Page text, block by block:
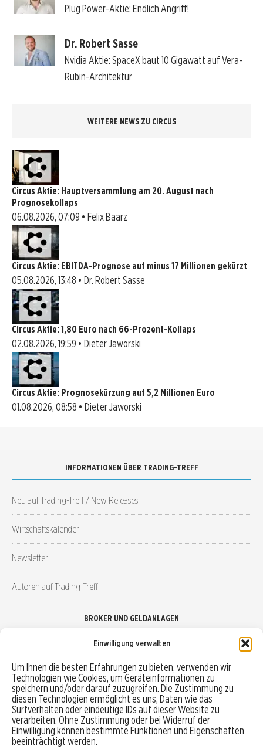
Einwilligung verwalten
Um Ihnen die besten Erfahrungen zu bieten, verwenden wir
Technologien wie Cookies, um Geräteinformationen zu
speichern und/oder darauf zuzugreifen. Die Zustimmung zu
diesen Technologien ermöglicht es uns, Daten wie das
Surfverhalten oder eindeutige IDs auf dieser Website zu
verarbeiten. Ohne Zustimmung oder bei Widerruf der
Einwilligung können bestimmte Funktionen und Eigenschaften
beeinträchtigt werden.
Plug Power-Aktie: Endlich Angriff!
Dr. Robert Sasse
Nvidia Aktie: SpaceX baut 10 Gigawatt auf Vera-
Rubin-Architektur
WEITERE NEWS ZU CIRCUS
Circus Aktie: Hauptversammlung am 20. August nach
Prognosekollaps
06.08.2026, 07:09 • Felix Baarz
Circus Aktie: EBITDA-Prognose auf minus 17 Millionen gekürzt
05.08.2026, 13:48 • Dr. Robert Sasse
Circus Aktie: 1,80 Euro nach 66-Prozent-Kollaps
02.08.2026, 19:59 • Dieter Jaworski
Circus Aktie: Prognosekürzung auf 5,2 Millionen Euro
01.08.2026, 08:58 • Dieter Jaworski
INFORMATIONEN ÜBER TRADING-TREFF
Neu auf Trading-Treff / New Releases
Wirtschaftskalender
Newsletter
Autoren auf Trading-Treff
BROKER UND GELDANLAGEN
Robo-Advisor vergleichen
Depotvergleich
Festgeld vergleichen